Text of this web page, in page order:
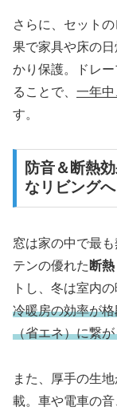
さらに、セット
果で家具や床の
かり保護。ドレ
ることで、 一年
す。
防音＆断熱
なリビングへ
窓は家の中で最
テンの優れた 断
トし、冬は室内
冷暖房の効率が
（省エネ）に繋
また、厚手の生
載。車や電車の音